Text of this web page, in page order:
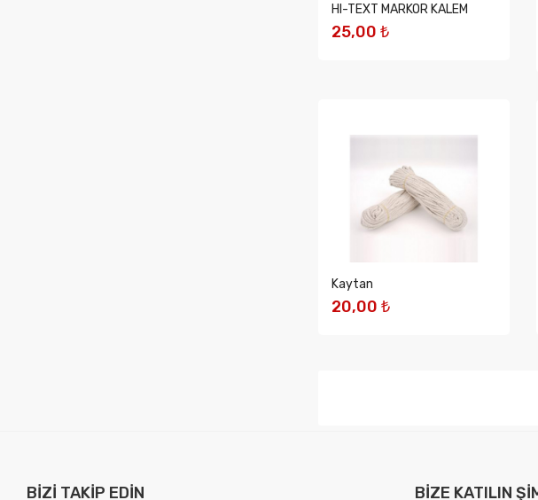
HI-TEXT MARKOR KALEM
25,00 ₺
Kaytan
20,00 ₺
BIZI TAKIP EDIN BIZE KATILIN